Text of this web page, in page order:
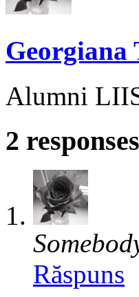
Georgiana
Alumni
2
Răspuns